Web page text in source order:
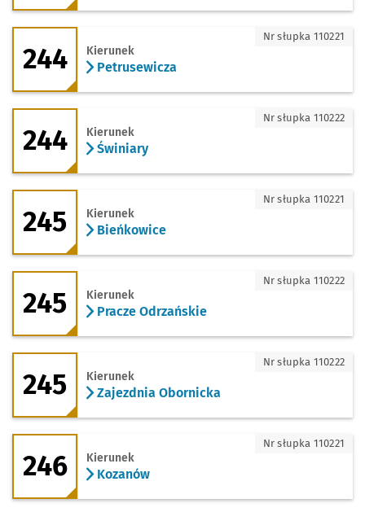
244 - kierunek Petrusewicza
244 Kierunek
Petrusewicza
Nr słupka 110221
244 - kierunek Świniary
244 Kierunek
Świniary
Nr słupka 110222
245 - kierunek Bieńkowice
245 Kierunek
Bieńkowice
Nr słupka 110221
245 - kierunek Pracze Odrzańskie
245 Kierunek
Pracze Odrzańskie
Nr słupka 110222
245 - kierunek Zajezdnia Obornicka
245 Kierunek
Zajezdnia Obornicka
Nr słupka 110222
246 - kierunek Kozanów
246 Kierunek
Kozanów
Nr słupka 110221